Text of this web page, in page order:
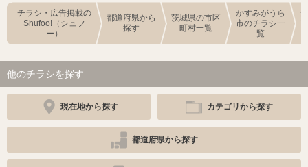
チラシ・広告掲載の
Shufoo!（シュフ
ー）
都道府県から
探す
茨城県の市区
町村一覧
かすみがうら
市のチラシ一
覧
他のチラシを探す
現在地から探す カテゴリから探す
都道府県から探す